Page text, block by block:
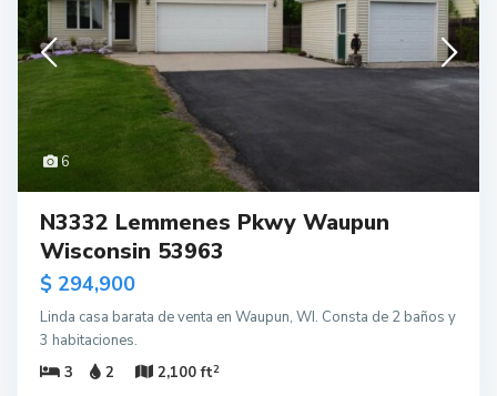
6
N3332 Lemmenes Pkwy Waupun
Wisconsin 53963
$ 294,900
Linda casa barata de venta en Waupun, WI. Consta de 2 baños y
3 habitaciones.
3
2 2,100 ft2